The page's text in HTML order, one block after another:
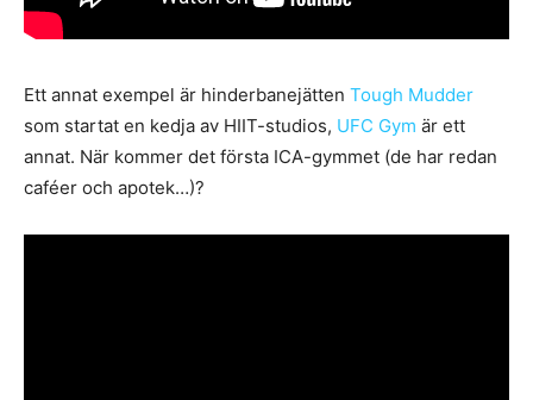
Ett annat exempel är hinderbanejätten Tough Mudder
som startat en kedja av HIIT-studios, UFC Gym är ett
annat. När kommer det första ICA-gymmet (de har redan
caféer och apotek…)?